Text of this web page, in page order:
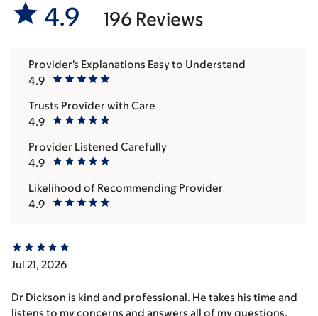
4.9 196 Reviews
4.9
Provider's Explanations Easy to Understand
4.9
Trusts Provider with Care
4.9
Provider Listened Carefully
4.9
Likelihood of Recommending Provider
Jul 21, 2026
Dr Dickson is kind and professional. He takes his time and
listens to my concerns and answers all of my questions.